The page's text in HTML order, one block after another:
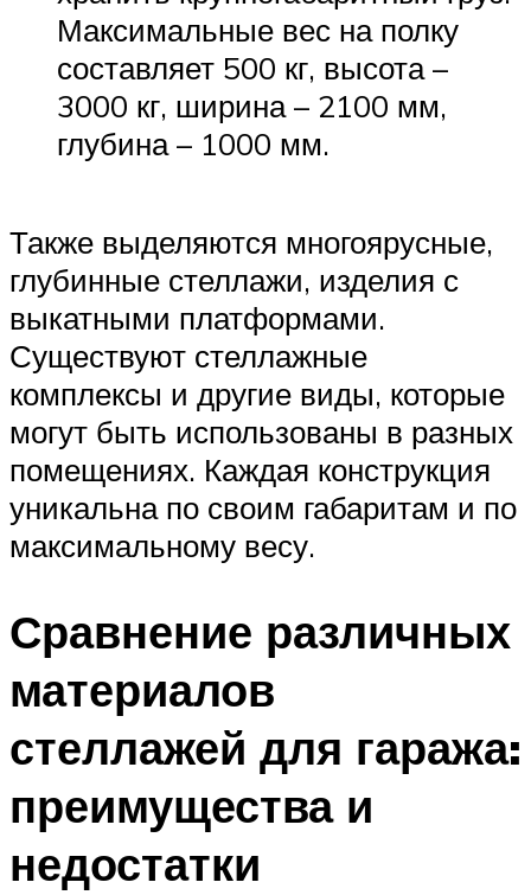
Максимальные вес на полку
составляет 500 кг, высота –
3000 кг, ширина – 2100 мм,
глубина – 1000 мм.
Также выделяются многоярусные,
глубинные стеллажи, изделия с
выкатными платформами.
Существуют стеллажные
комплексы и другие виды, которые
могут быть использованы в разных
помещениях. Каждая конструкция
уникальна по своим габаритам и по
максимальному весу.
Сравнение различных
материалов
стеллажей для гаража:
преимущества и
недостатки